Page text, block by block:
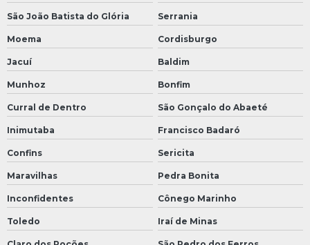
São João Batista do Glória Serrania
Moema Cordisburgo
Jacuí Baldim
Munhoz Bonfim
Curral de Dentro São Gonçalo do Abaeté
Inimutaba Francisco Badaró
Confins Sericita
Maravilhas Pedra Bonita
Inconfidentes Cônego Marinho
Toledo Iraí de Minas